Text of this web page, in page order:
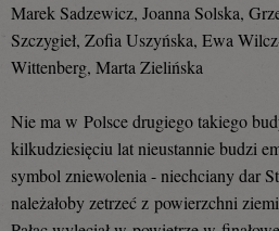
Marek Sadzewicz, Joanna Solska,
Szczygieł, Zofia Uszyńska, Ewa
Wittenberg, Marta Zielińska
Nie ma w Polsce drugiego takiego
kilkudziesięciu lat nieustannie budzi
symbol zniewolenia - niechciany dar
należałoby zetrzeć z powierzchni